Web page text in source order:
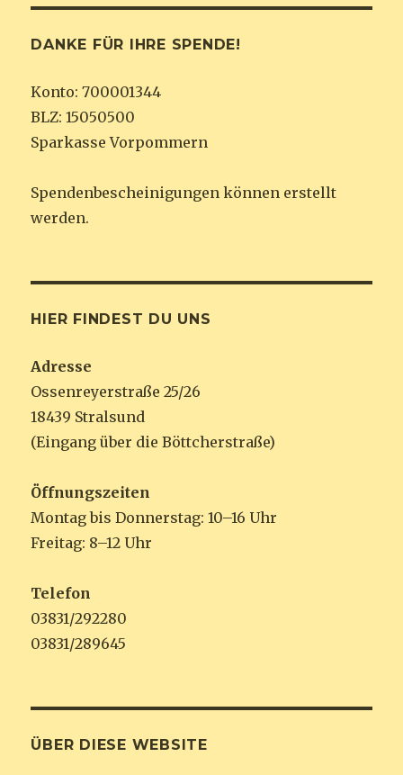
DANKE FÜR IHRE SPENDE!
Konto: 700001344
BLZ: 15050500
Sparkasse Vorpommern
Spendenbescheinigungen können erstellt
werden.
HIER FINDEST DU UNS
Adresse
Ossenreyerstraße 25/26
18439 Stralsund
(Eingang über die Böttcherstraße)
Öffnungszeiten
Montag bis Donnerstag: 10–16 Uhr
Freitag: 8–12 Uhr
Telefon
03831/292280
03831/289645
ÜBER DIESE WEBSITE